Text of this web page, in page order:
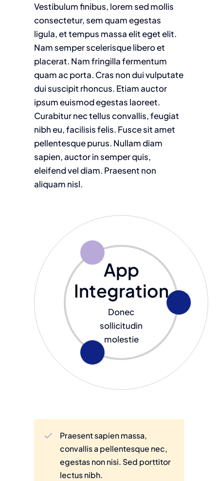
Vestibulum finibus, lorem sed mollis
consectetur, sem quam egestas
ligula, et tempus massa elit eget elit.
Nam semper scelerisque libero et
placerat. Nam fringilla fermentum
quam ac porta. Cras non dui vulputate
dui suscipit rhoncus. Etiam auctor
ipsum euismod egestas laoreet.
Curabitur nec tellus convallis, feugiat
nibh eu, facilisis felis. Fusce sit amet
pellentesque purus. Nullam diam
sapien, auctor in semper quis,
eleifend vel diam. Praesent non
aliquam nisl.
App
Integration
Donec
sollicitudin
molestie
Praesent sapien massa,
convallis a pellentesque nec,
egestas non nisi. Sed porttitor
lectus nibh.